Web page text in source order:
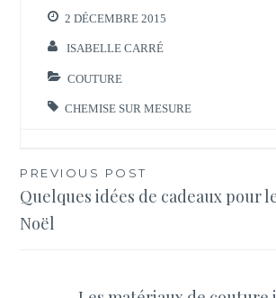
2 DÉCEMBRE 2015
ISABELLE CARRÉ
COUTURE
CHEMISE SUR MESURE
Navigation
de
PREVIOUS POST
Quelques idées de cadeaux pour
Noël